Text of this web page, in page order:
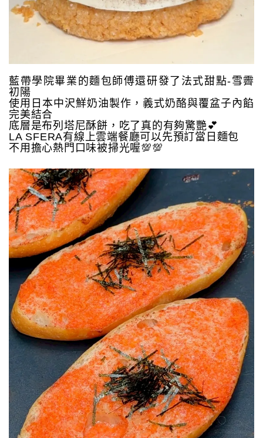
藍帶學院畢業的麵包師傅還研發了法式甜點-雪霽
初陽
使用日本中沢鮮奶油製作，義式奶酪與覆盆子內餡
完美結合
底層是布列塔尼酥餅，吃了真的有夠驚艷💕
LA SFERA有線上雲端餐廳可以先預訂當日麵包
不用擔心熱門口味被掃光喔💯💯